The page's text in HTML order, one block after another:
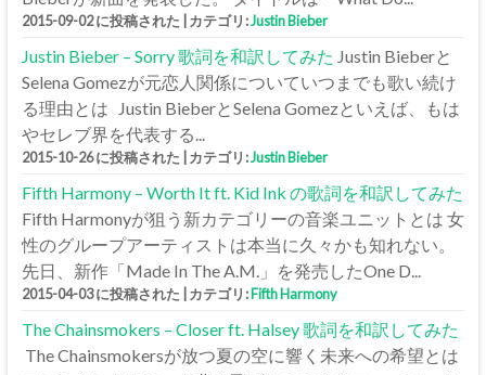
2015-09-02 に投稿された カテゴリ:Justin Bieber
Justin Bieber – Sorry 歌詞を和訳してみた Justin Bieberと
Selena Gomezが元恋人関係についていつまでも歌い続け
る理由とは Justin BieberとSelena Gomezといえば、もは
やセレブ界を代表する...
2015-10-26 に投稿された カテゴリ:Justin Bieber
Fifth Harmony – Worth It ft. Kid Ink の歌詞を和訳してみた
Fifth Harmonyが狙う新カテゴリーの音楽ユニットとは 女
性のグループアーティストは本当に久々かも知れない。
先日、新作「Made In The A.M.」を発売したOne D...
2015-04-03 に投稿された カテゴリ:Fifth Harmony
The Chainsmokers – Closer ft. Halsey 歌詞を和訳してみた
The Chainsmokersが放つ夏の空に響く未来への希望とは